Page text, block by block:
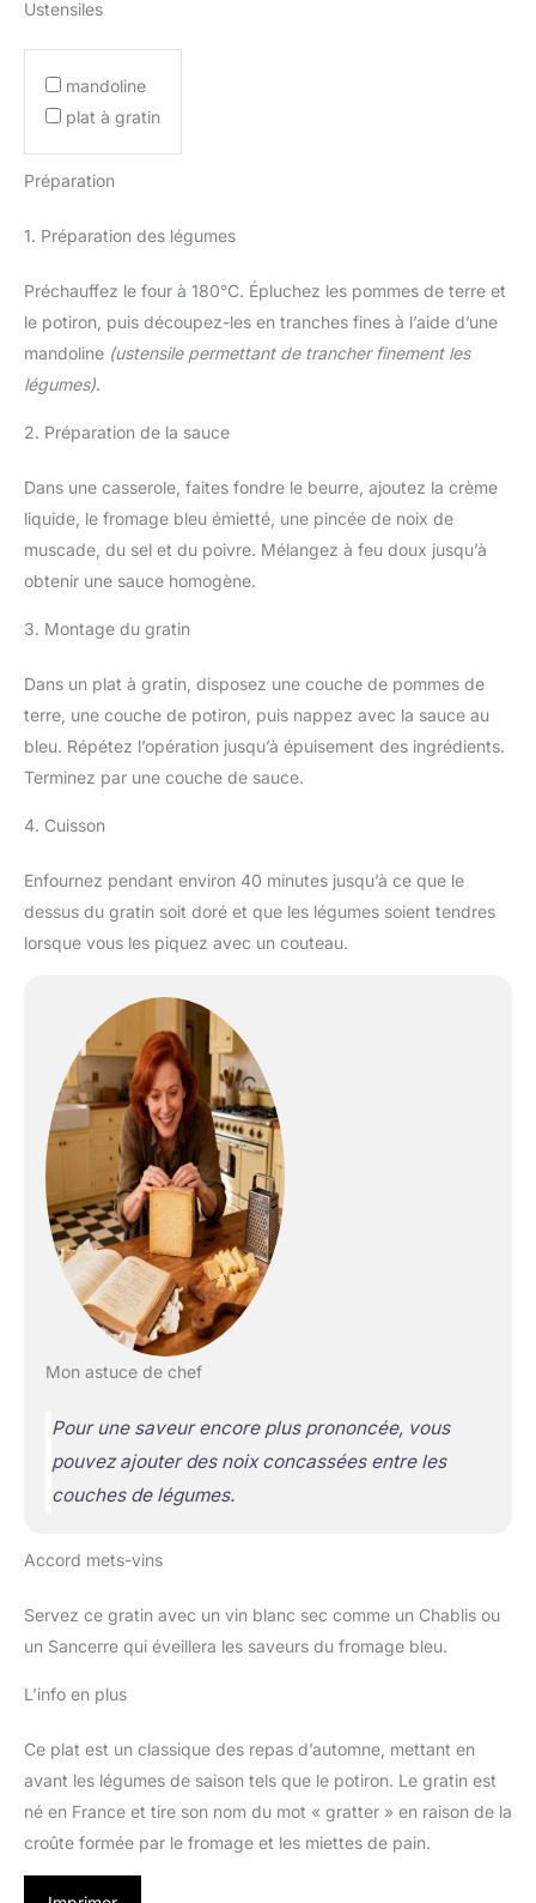
Ustensiles
mandoline
plat à gratin
Préparation
1. Préparation des légumes
Préchauffez le four à 180°C. Épluchez les pommes de terre et
le potiron, puis découpez-les en tranches fines à l’aide d’une
mandoline (ustensile permettant de trancher finement les
légumes).
2. Préparation de la sauce
Dans une casserole, faites fondre le beurre, ajoutez la crème
liquide, le fromage bleu émietté, une pincée de noix de
muscade, du sel et du poivre. Mélangez à feu doux jusqu’à
obtenir une sauce homogène.
3. Montage du gratin
Dans un plat à gratin, disposez une couche de pommes de
terre, une couche de potiron, puis nappez avec la sauce au
bleu. Répétez l’opération jusqu’à épuisement des ingrédients.
Terminez par une couche de sauce.
4. Cuisson
Enfournez pendant environ 40 minutes jusqu’à ce que le
dessus du gratin soit doré et que les légumes soient tendres
lorsque vous les piquez avec un couteau.
Mon astuce de chef
Pour une saveur encore plus prononcée, vous
pouvez ajouter des noix concassées entre les
couches de légumes.
Accord mets-vins
Servez ce gratin avec un vin blanc sec comme un Chablis ou
un Sancerre qui éveillera les saveurs du fromage bleu.
L’info en plus
Ce plat est un classique des repas d’automne, mettant en
avant les légumes de saison tels que le potiron. Le gratin est
né en France et tire son nom du mot « gratter » en raison de la
croûte formée par le fromage et les miettes de pain.